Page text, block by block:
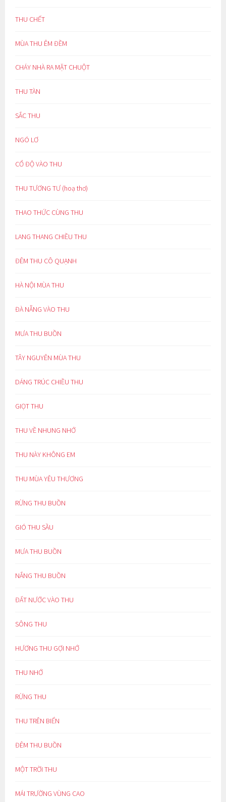
THU CHẾT
MÙA THU ÊM ĐỀM
CHÁY NHÀ RA MẶT CHUỘT
THU TÀN
SẮC THU
NGÓ LƠ
CỔ ĐỘ VÀO THU
THU TƯƠNG TƯ (hoạ thơ)
THAO THỨC CÙNG THU
LANG THANG CHIỀU THU
ĐÊM THU CÔ QUẠNH
HÀ NỘI MÙA THU
ĐÀ NẴNG VÀO THU
MƯA THU BUỒN
TÂY NGUYÊN MÙA THU
DÁNG TRÚC CHIỀU THU
GIỌT THU
THU VỀ NHUNG NHỚ
THU NÀY KHÔNG EM
THU MÙA YÊU THƯƠNG
RỪNG THU BUỒN
GIÓ THU SẦU
MƯA THU BUỒN
NẮNG THU BUỒN
ĐẤT NƯỚC VÀO THU
SÔNG THU
HƯƠNG THU GỢI NHỚ
THU NHỚ
RỪNG THU
THU TRÊN BIỂN
ĐÊM THU BUỒN
MỘT TRỜI THU
MÁI TRƯỜNG VÙNG CAO